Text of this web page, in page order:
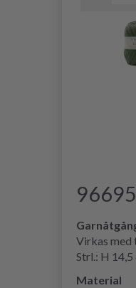
Virkas med
Strl.: H 14,5
Material